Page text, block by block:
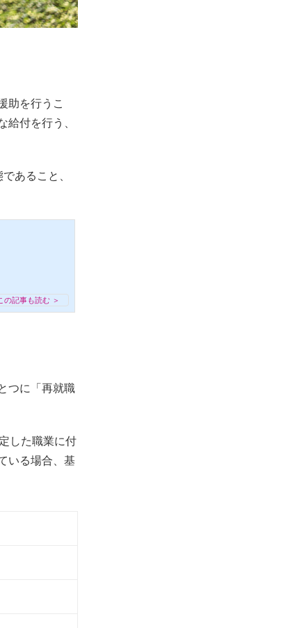
助を行うこ
給付を行う、
あること、
の記事も読む ＞
つに「再就職
した職業に付
いる場合、基